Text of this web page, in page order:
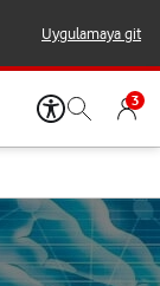
Uygulamaya git
3